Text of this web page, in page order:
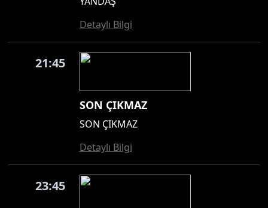
Detaylı Bilgi
21:45
SON ÇIKMAZ
SON ÇIKMAZ
Detaylı Bilgi
23:45